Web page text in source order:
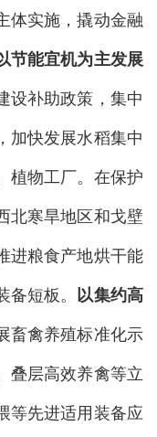
体实施，撬动金融
节能宜机为主发展
设补助政策，集中
加快发展水稻集中
植物工厂。在保护
北寒旱地区和戈壁
进粮食产地烘干能
短板。 以集约高
畜禽养殖标准化示
叠层高效养禽等立
等先进适用装备应